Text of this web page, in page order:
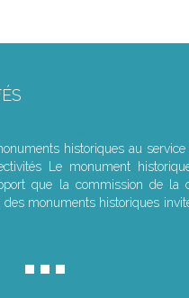
historiques au
Le monument
que la commission de la
monuments historiques